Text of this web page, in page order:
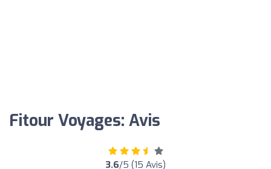
Fitour Voyages: Avis
3.6/5 (15 Avis)